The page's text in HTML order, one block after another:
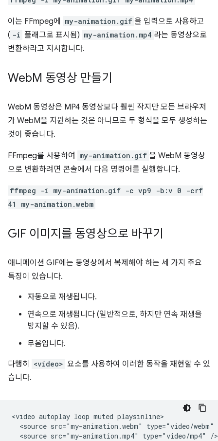
이는 FFmpeg에 my-animation.gif 을 입력으로 사용하고
( -i 플래그로 표시됨) my-animation.mp4 라는 동영상으로
변환하라고 지시합니다.
WebM 동영상 만들기
WebM 동영상은 MP4 동영상보다 훨씬 작지만 모든 브라우저
가 WebM을 지원하는 것은 아니므로 두 형식을 모두 생성하는
것이 좋습니다.
FFmpeg를 사용하여 my-animation.gif 을 WebM 동영상
으로 변환하려면 콘솔에서 다음 명령어를 실행합니다.
ffmpeg -i my-animation.gif -c vp9 -b:v 0 -crf
41 my-animation.webm
GIF 이미지를 동영상으로 바꾸기
애니메이션 GIF에는 동영상에서 복제해야 하는 세 가지 주요
특징이 있습니다.
자동으로 재생됩니다.
연속으로 재생됩니다 (일반적으로, 하지만 연속 재생을
방지할 수 있음).
무음입니다.
다행히 <video> 요소를 사용하여 이러한 동작을 재현할 수 있
습니다.
<video autoplay loop muted playsinline>
<source src="my-animation.webm" type="video/webm"
  <source src="my-animation.mp4" type="video/mp4" />